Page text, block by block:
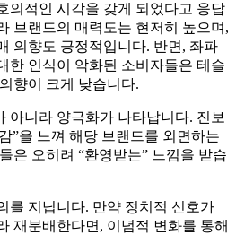
의적인 시각을 갖게 되었다고 응답
브랜드의 매력도는 현저히 높으며,
의향도 긍정적입니다. 반면, 좌파
한 인식이 악화된 소비자들은 테슬
향이 크게 낮습니다.
아니라 양극화가 나타납니다. 진보
”을 느껴 해당 브랜드를 외면하는
은 오히려 “환영받는” 느낌을 받습
를 지닙니다. 만약 정치적 신호가
재분배한다면, 이념적 변화를 통해